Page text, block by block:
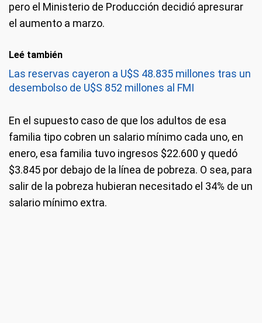
pero el Ministerio de Producción decidió apresurar
el aumento a marzo.
Leé también
Las reservas cayeron a U$S 48.835 millones tras un
desembolso de U$S 852 millones al FMI
En el supuesto caso de que los adultos de esa
familia tipo cobren un salario mínimo cada uno, en
enero, esa familia tuvo ingresos $22.600 y quedó
$3.845 por debajo de la línea de pobreza. O sea, para
salir de la pobreza hubieran necesitado el 34% de un
salario mínimo extra.